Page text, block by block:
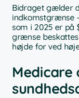
Bidraget gælder
indkomstgrænse
som i 2025 er på
grænse
højde for ved